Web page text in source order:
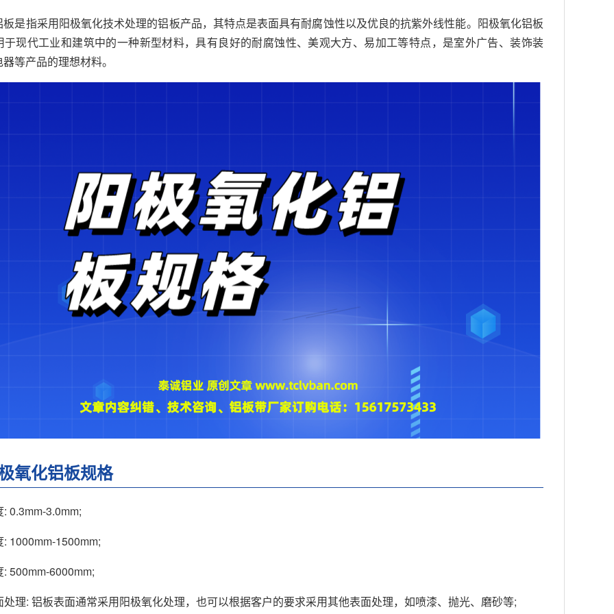
是指采用阳极氧化技术处理的铝板产品，其特点是表面具有耐腐蚀性以及优良的抗紫外线性能。阳极氧化铝板
于现代工业和建筑中的一种新型材料，具有良好的耐腐蚀性、美观大方、易加工等特点，是室外广告、装饰装
等产品的理想材料。
氧化铝板规格
: 0.3mm-3.0mm;
: 1000mm-1500mm;
: 500mm-6000mm;
处理: 铝板表面通常采用阳极氧化处理，也可以根据客户的要求采用其他表面处理，如喷漆、抛光、磨砂等;